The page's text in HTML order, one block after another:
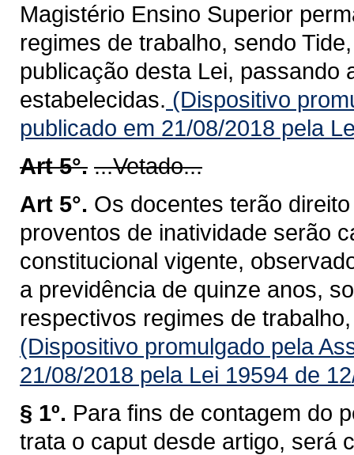
Magistério Ensino Superior
regimes de trabalho, sendo
publicação desta Lei, passando
estabelecidas. (Dispositivo
publicado em 21/08/2018 pela
Art 5°. ...Vetado...
Art 5°. Os docentes terão
proventos de inatividade serão
constitucional vigente,
a previdência de quinze anos,
respectivos regimes de
(Dispositivo promulgado pela
21/08/2018 pela Lei 19594 de
§ 1º. Para fins de contagem do
trata o caput desde artigo, será